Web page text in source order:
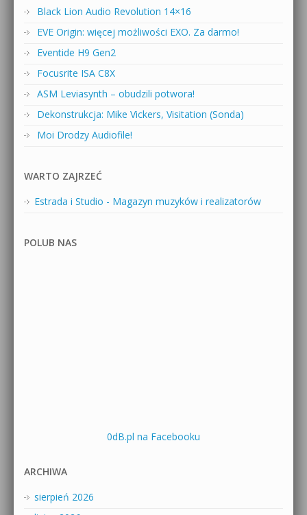
Black Lion Audio Revolution 14×16
EVE Origin: więcej możliwości EXO. Za darmo!
Eventide H9 Gen2
Focusrite ISA C8X
ASM Leviasynth – obudzili potwora!
Dekonstrukcja: Mike Vickers, Visitation (Sonda)
Moi Drodzy Audiofile!
WARTO ZAJRZEĆ
Estrada i Studio - Magazyn muzyków i realizatorów
POLUB NAS
0dB.pl na Facebooku
ARCHIWA
sierpień 2026